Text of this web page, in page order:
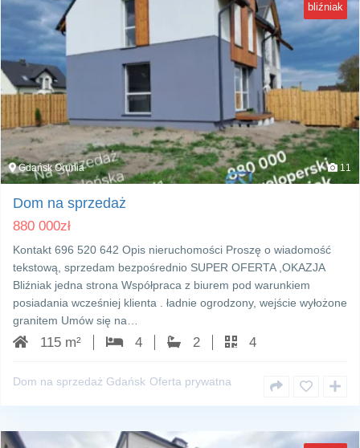
bliźniak
Gdańsk Orunia 11
Dom na sprzedaż
880 000zł
Kontakt 696 520 642 Opis nieruchomości Proszę o wiadomość
tekstową, sprzedam bezpośrednio SUPER OFERTA ,OKAZJA
Bliźniak jedna strona Współpraca z biurem pod warunkiem
posiadania wcześniej klienta . ładnie ogrodzony, wejście wyłożone
granitem Umów się na…
115 m² 4 2 4
Dom na sprzedaż Gdańsk Oferta prywatna